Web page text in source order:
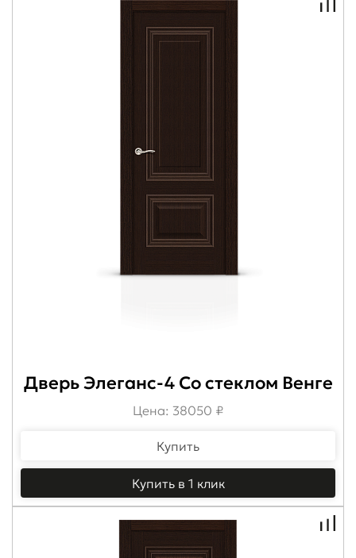
Дверь Элеганс-4 Со стеклом Венге
Цена: 38050 ₽
Купить
Купить в 1 клик